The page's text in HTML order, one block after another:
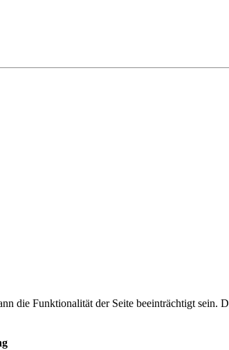
die Funktionalität der Seite beeinträchtigt sein.